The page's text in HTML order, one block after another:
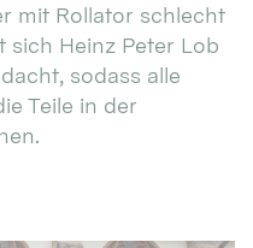
mit Rollator schlecht
sich Heinz Peter Lob
sodass alle
Teile in der